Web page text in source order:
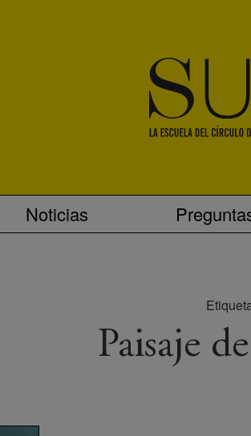
Noticias
Paisaje